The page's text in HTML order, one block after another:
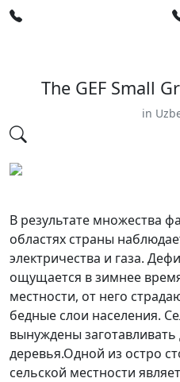
The GEF Small
in
В результате множества
областях страны
электричества и газа.
ощущается в зимнее
местности, от него
бедные слои населения.
вынуждены
деревья.Одной из остро
сельской местности